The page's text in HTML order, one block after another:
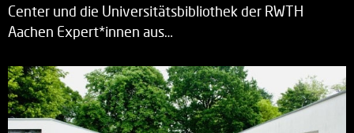
Center und die Universitätsbibliothek der RWTH
Aachen Expert*innen aus…